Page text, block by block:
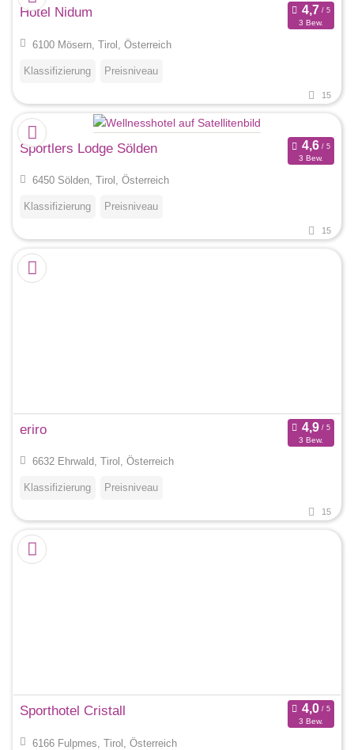
Hotel Nidum
3 Bew.
6100 Mösern, Tirol, Österreich
Klassifizierung Preisniveau
15
Sportlers Lodge Sölden
3 Bew.
6450 Sölden, Tirol, Österreich
Klassifizierung Preisniveau
15
eriro
3 Bew.
6632 Ehrwald, Tirol, Österreich
Klassifizierung Preisniveau
15
Sporthotel Cristall
3 Bew.
6166 Fulpmes, Tirol, Österreich